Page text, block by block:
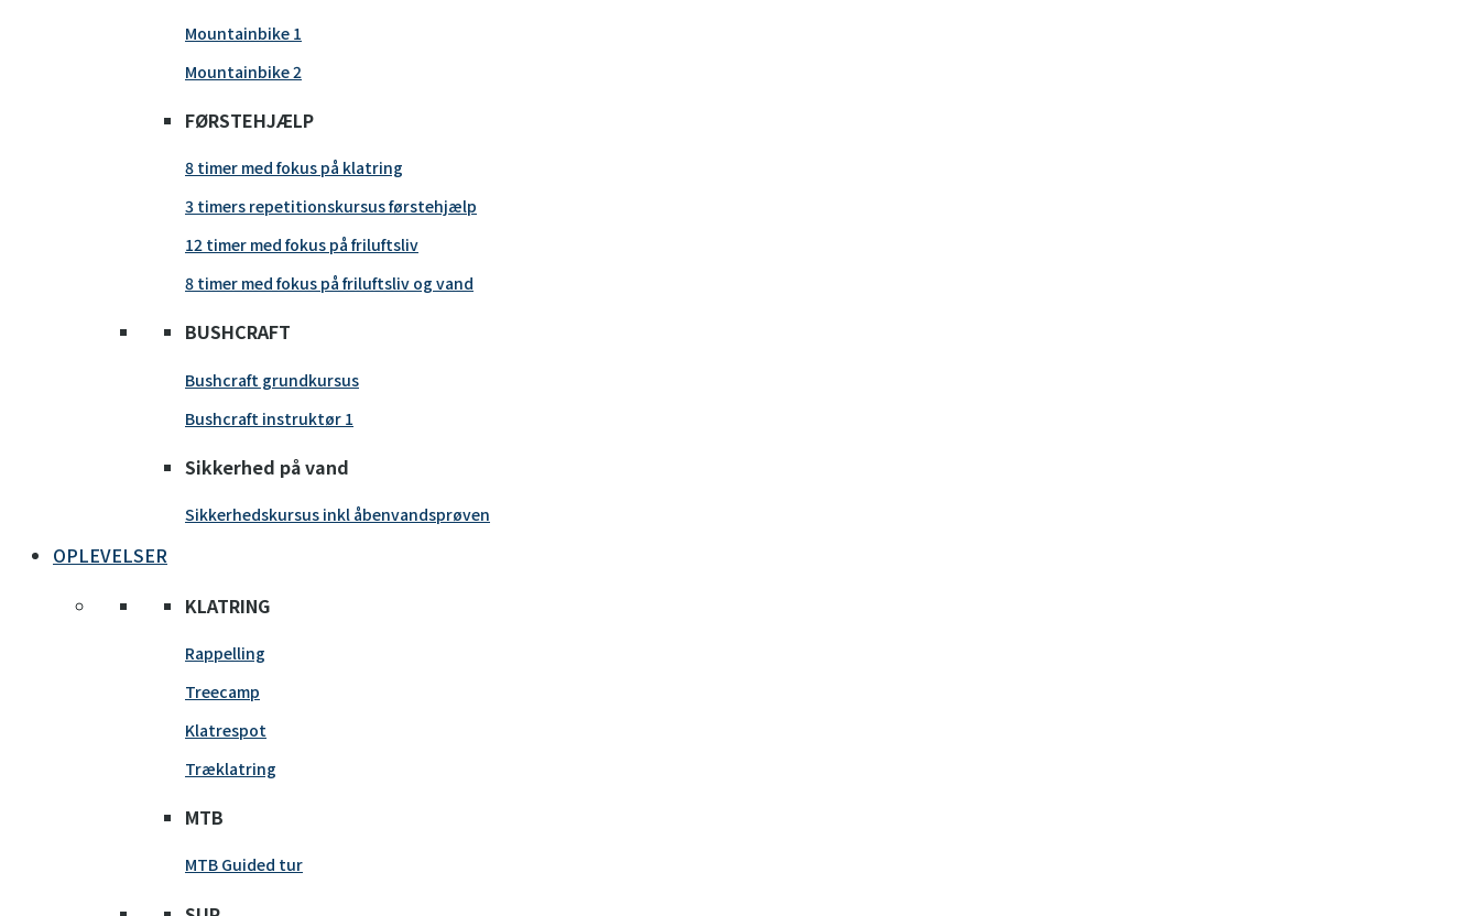
Mountainbike 1
Mountainbike 2
FØRSTEHJÆLP
8 timer med fokus på klatring
3 timers repetitionskursus førstehjælp
12 timer med fokus på friluftsliv
8 timer med fokus på friluftsliv og vand
BUSHCRAFT
Bushcraft grundkursus
Bushcraft instruktør 1
Sikkerhed på vand
Sikkerhedskursus inkl åbenvandsprøven
OPLEVELSER
KLATRING
Rappelling
Treecamp
Klatrespot
Træklatring
MTB
MTB Guided tur